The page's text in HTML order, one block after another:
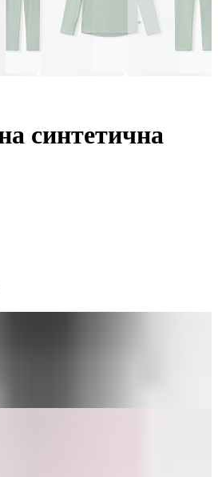
синтетична